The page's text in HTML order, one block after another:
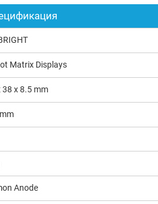
Matrix Displays
38 x 8.5 mm
Anode